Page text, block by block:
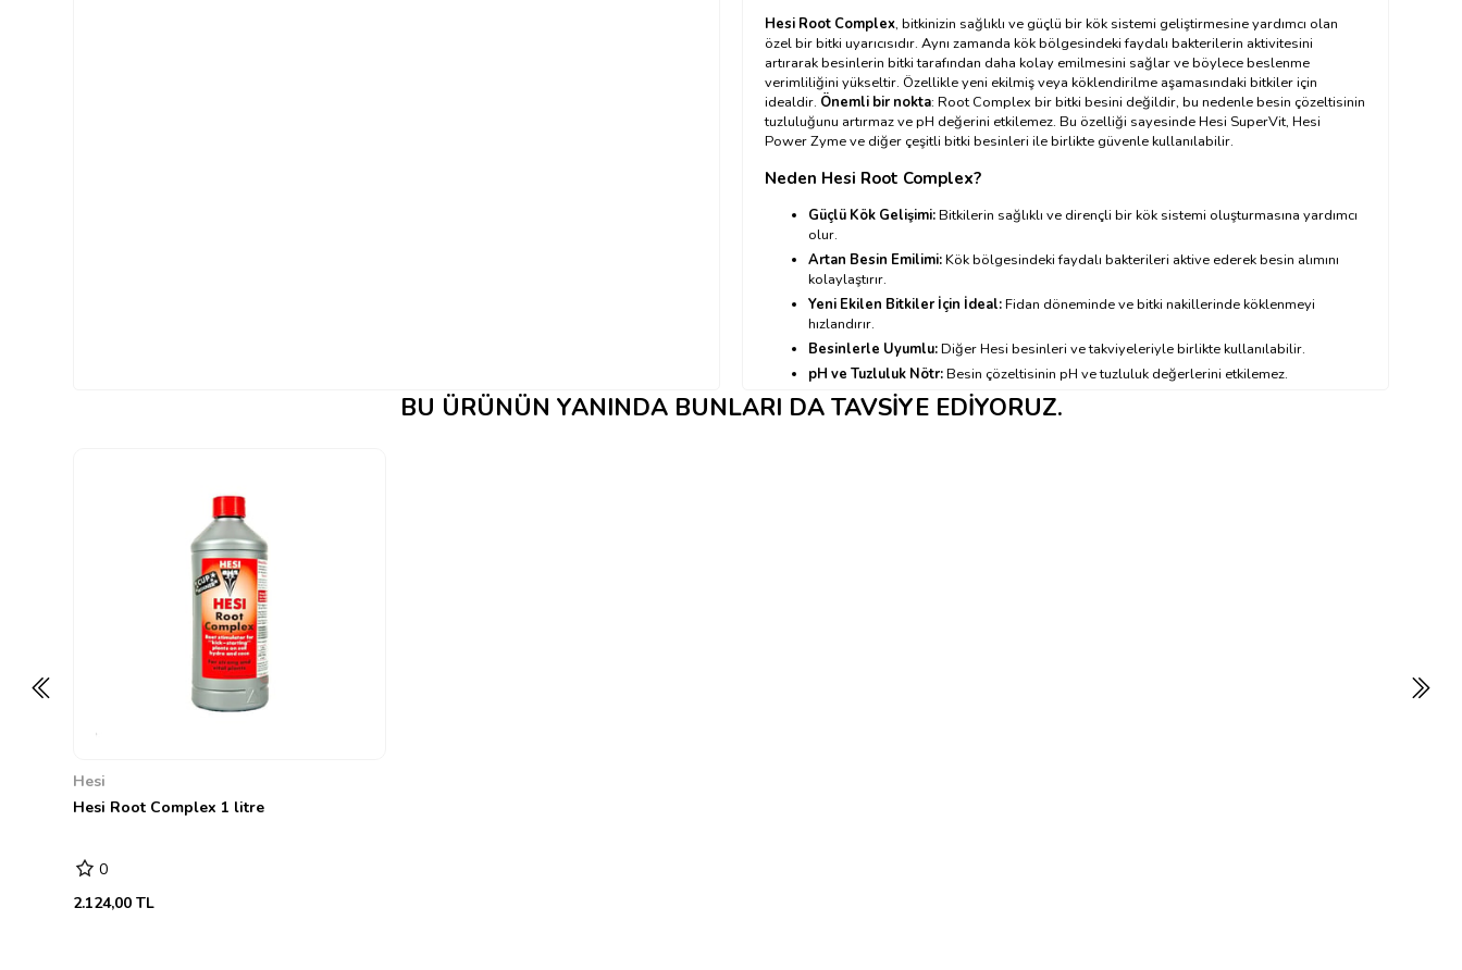
Hesi Root Complex, bitkinizin sağlıklı ve güçlü bir kök sistemi geliştirmesine yardımcı olan
özel bir bitki uyarıcısıdır. Aynı zamanda kök bölgesindeki faydalı bakterilerin aktivitesini
artırarak besinlerin bitki tarafından daha kolay emilmesini sağlar ve böylece beslenme
verimliliğini yükseltir. Özellikle yeni ekilmiş veya köklendirilme aşamasındaki bitkiler için
idealdir. Önemli bir nokta: Root Complex bir bitki besini değildir, bu nedenle besin çözeltisinin
tuzluluğunu artırmaz ve pH değerini etkilemez. Bu özelliği sayesinde Hesi SuperVit, Hesi
Power Zyme ve diğer çeşitli bitki besinleri ile birlikte güvenle kullanılabilir.
Neden Hesi Root Complex?
Güçlü Kök Gelişimi:Bitkilerin sağlıklı ve dirençli bir kök sistemi oluşturmasına yardımcı
olur.
Artan Besin Emilimi:Kök bölgesindeki faydalı bakterileri aktive ederek besin alımını
kolaylaştırır.
Yeni Ekilen Bitkiler İçin İdeal:Fidan döneminde ve bitki nakillerinde köklenmeyi
hızlandırır.
Besinlerle Uyumlu:Diğer Hesi besinleri ve takviyeleriyle birlikte kullanılabilir.
pH ve Tuzluluk Nötr:Besin çözeltisinin pH ve tuzluluk değerlerini etkilemez.
Hesi Root Complex Nasıl Kullanılır?
BU ÜRÜNÜN YANINDA BUNLARI DA TAVSIYE EDIYORUZ.
Hesi
Hesi Root Complex 1 litre
0
2.124,00 TL